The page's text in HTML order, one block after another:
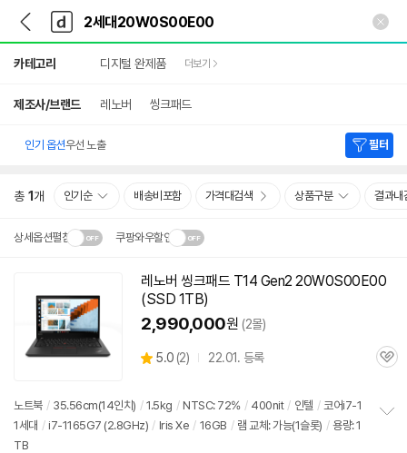
다
나
와
가
기
다
와
메
인
카테고리 디지털 완제품 더보기
제조사/브랜드 레노버 씽크패드
인기 옵션우선 노출 필터
총 1 개 인기순 배송비포함 가격대검색 상품구분 결과내
상세옵션펼침 쿠팡와우할인
배송·설치비가 달라집니다.닫
기
레노버 씽크패드 T14 Gen2 20W0S00E00
(SSD 1TB)
2,990,000원 (2몰)
별
5.0 (상
2) 22.01. 등록
관
노트북 / 35.56cm(14인치) / 1.5kg / NTSC: 72% / 400nit / 인텔 / 코어i7-1
1세대 / i7-1165G7 (2.8GHz) / Iris Xe / 16GB / 램 교체: 가능(1슬롯) / 용량: 1
TB